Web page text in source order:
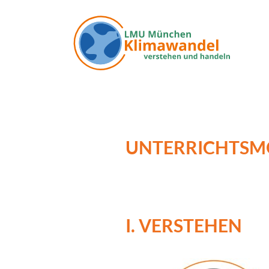
I. VERSTEHEN